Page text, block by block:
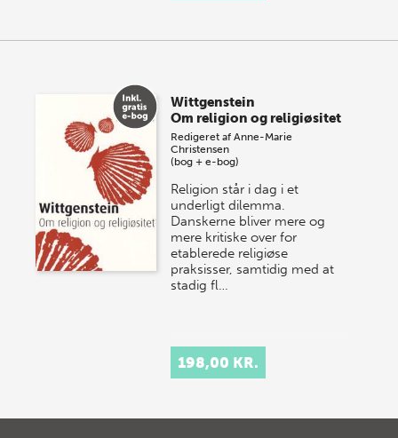
Wittgenstein
Om religion og religiøsitet
Redigeret afAnne-Marie
Christensen
(bog + e-bog)
Religion står i dag i et
underligt dilemma.
Danskerne bliver mere og
mere kritiske over for
etablerede religiøse
praksisser, samtidig med at
stadig fl…
198,00 KR.